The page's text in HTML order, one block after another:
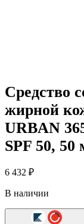
Средство
жирной
URBAN
SPF 50, 50
6 432 ₽
В наличии